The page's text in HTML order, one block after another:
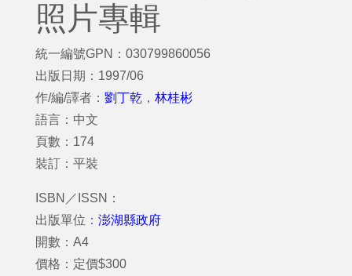
照片專輯
統一編號GPN：030799860056
出版日期：1997/06
作/編/譯者： 劉丁乾 ， 林桂彬
語言：中文
頁數：174
裝訂：平裝
ISBN／ISSN：
出版單位： 澎湖縣政府
開數：A4
價格：定價$300